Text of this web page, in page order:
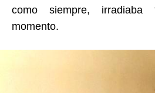
como siempre, irradiaba
momento.